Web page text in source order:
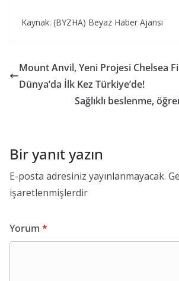
Kaynak: (BYZHA) Beyaz Haber Ajansı
Mount Anvil, Yeni Projesi Chelsea
Dünya’da İlk Kez Türkiye’de!
Sağlıklı beslenme,
Bir yanıt yazın
E-posta adresiniz yayınlanmayacak.
işaretlenmişlerdir
Yorum *